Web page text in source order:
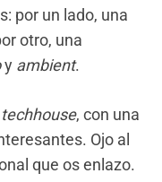
por un lado, una
otro, una
y ambient.
techhouse, con una
Ojo al
que os enlazo.